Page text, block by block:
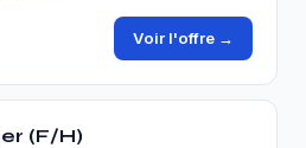
Voir l'offre →
(F/H)